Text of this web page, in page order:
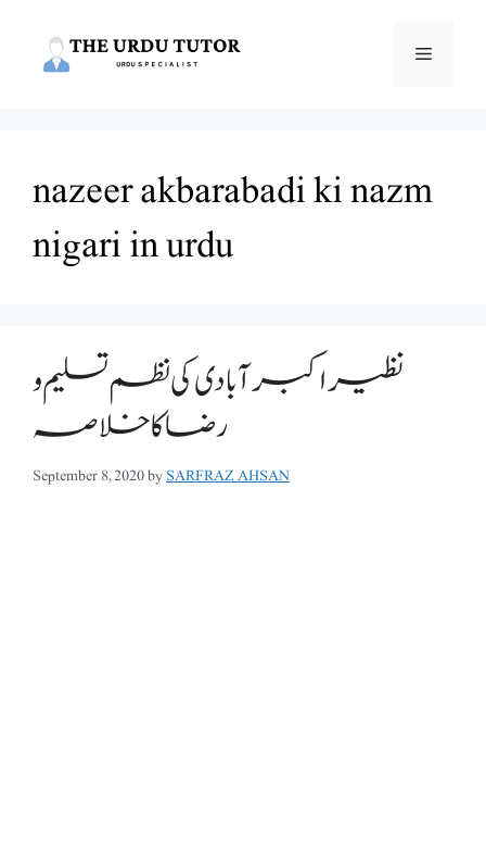
Menu
nazeer akbarabadi ki nazm
nigari in urdu
نظیراکبرآبادی کی نظم تسلیم و
رضا کا خلاصہ
September 8, 2020bySARFRAZ AHSAN